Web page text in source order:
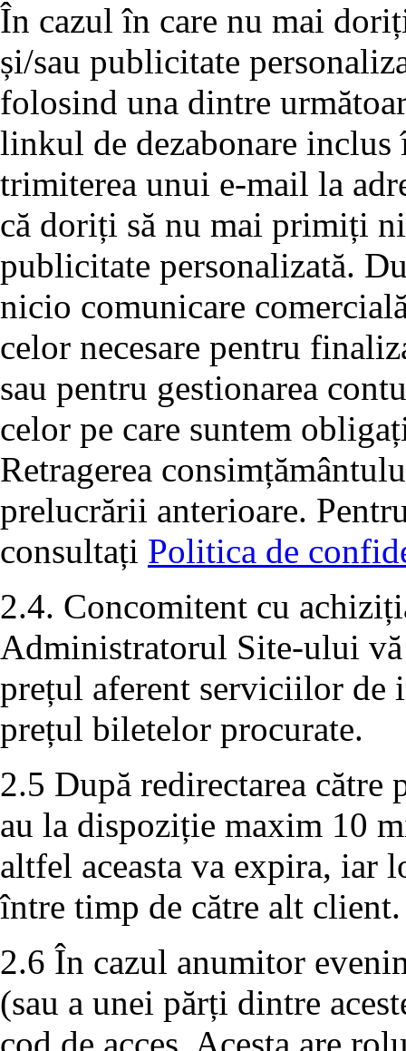
În cazul în care nu mai
și/sau publicitate
folosind una dintre
linkul de dezabonare
trimiterea unui e-mail la
că doriți să nu mai primiți
publicitate personalizată.
nicio comunicare
celor necesare pentru
sau pentru gestionarea
celor pe care suntem
Retragerea
prelucrării anterioare.
consultați Politica de
2.4. Concomitent cu
Administratorul Site-ului
prețul aferent serviciilor de
prețul biletelor procurate.
2.5 După redirectarea
au la dispoziție maxim 10
altfel aceasta va expira, iar
între timp de către alt client.
2.6 În cazul anumitor
(sau a unei părți dintre